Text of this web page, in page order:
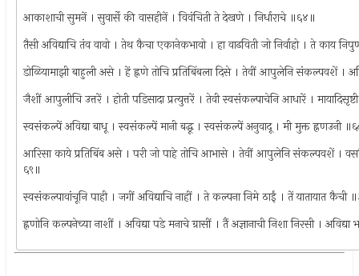
आकाशाची सुमनें । सुवार्से की वासहीनें । विवंचिती ते देखणे । निर्धाराचे ॥६४॥
तैसी अविद्याचि तंव वावो । तेथ कैचा एकानेकभावो । हा वाढविती जो निर्वाहो । ते काय
डोळियामाझी बाहुली असे । हें ह्नणे तोचि प्रतिबिंबला दिसे । तेवीं आपुलेनि संकल्पवशें ।
जैशीं आपुलीचि उत्तरें । होती पडिसादा प्रत्युत्तरें । तेवी स्वसंकल्पाचेनि आधारें ।
स्वसंकल्पें अविद्या बाधू । स्वसंकल्पें मानी बद्धू । स्वसंकल्पें अनुवादू । मी मुक्त ह्नणउनी
आरिसा काये प्रतिबिंब असे । परी जो पाहे तोचि आभासे । तेवीं आपुलेनि संकल्पवशें ।
६९॥
स्वसंकल्पावांचूनि पाही । जगीं अविद्याचि नाहीं । ते कल्पना निमे ठाईं । तें यातायात कैची
ह्नणोनि कल्पनेच्या नाशीं । अविद्या पडे मनाचे ग्रासीं । तैं अज्ञानाची निशा निरसी ।